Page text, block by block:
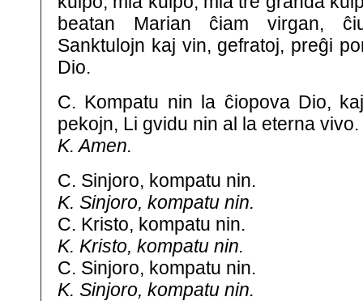
beatan Marian ĉiam virgan,
Sanktulojn kaj vin, gefratoj, preĝi
Dio.
C. Kompatu nin la ĉiopova Dio,
pekojn, Li gvidu nin al la eterna vivo.
K. Amen.
C. Sinjoro, kompatu nin.
K. Sinjoro, kompatu nin.
C. Kristo, kompatu nin.
K. Kristo, kompatu nin.
C. Sinjoro, kompatu nin.
K. Sinjoro, kompatu nin.